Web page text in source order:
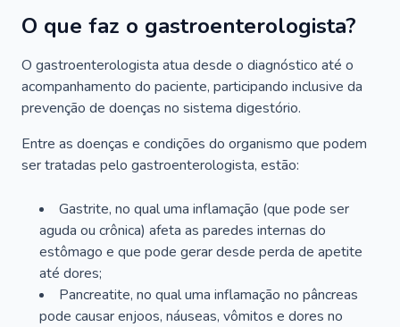
O que faz o gastroenterologista?
O gastroenterologista atua desde o diagnóstico até o
acompanhamento do paciente, participando inclusive da
prevenção de doenças no sistema digestório.
Entre as doenças e condições do organismo que podem
ser tratadas pelo gastroenterologista, estão:
Gastrite, no qual uma inflamação (que pode ser
aguda ou crônica) afeta as paredes internas do
estômago e que pode gerar desde perda de apetite
até dores;
Pancreatite, no qual uma inflamação no pâncreas
pode causar enjoos, náuseas, vômitos e dores no